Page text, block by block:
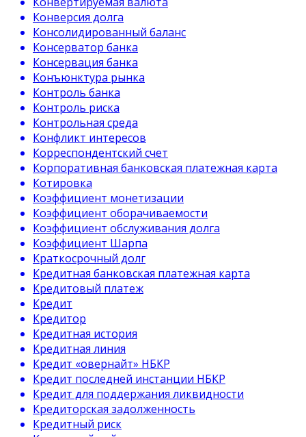
Конверсия долга
Консолидированный баланс
Консерватор банка
Консервация банка
Конъюнктура рынка
Контроль банка
Контроль риска
Контрольная среда
Конфликт интересов
Корреспондентский счет
Корпоративная банковская платежная карта
Котировка
Коэффициент монетизации
Коэффициент оборачиваемости
Коэффициент обслуживания долга
Коэффициент Шарпа
Краткосрочный долг
Кредитная банковская платежная карта
Кредитовый платеж
Кредит
Кредитор
Кредитная история
Кредитная линия
Кредит «овернайт» НБКР
Кредит последней инстанции НБКР
Кредит для поддержания ликвидности
Кредиторская задолженность
Кредитный риск